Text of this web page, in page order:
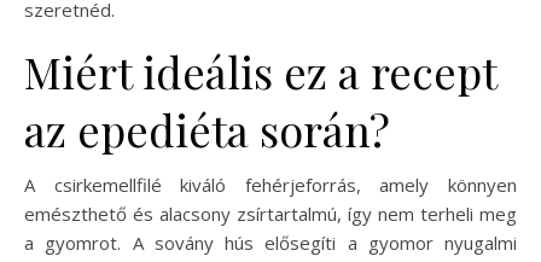
szeretnéd.
Miért ideális ez a recept
az epediéta során?
A csirkemellfilé kiváló fehérjeforrás, amely könnyen
emészthető és alacsony zsírtartalmú, így nem terheli meg
a gyomrot. A sovány hús elősegíti a gyomor nyugalmi